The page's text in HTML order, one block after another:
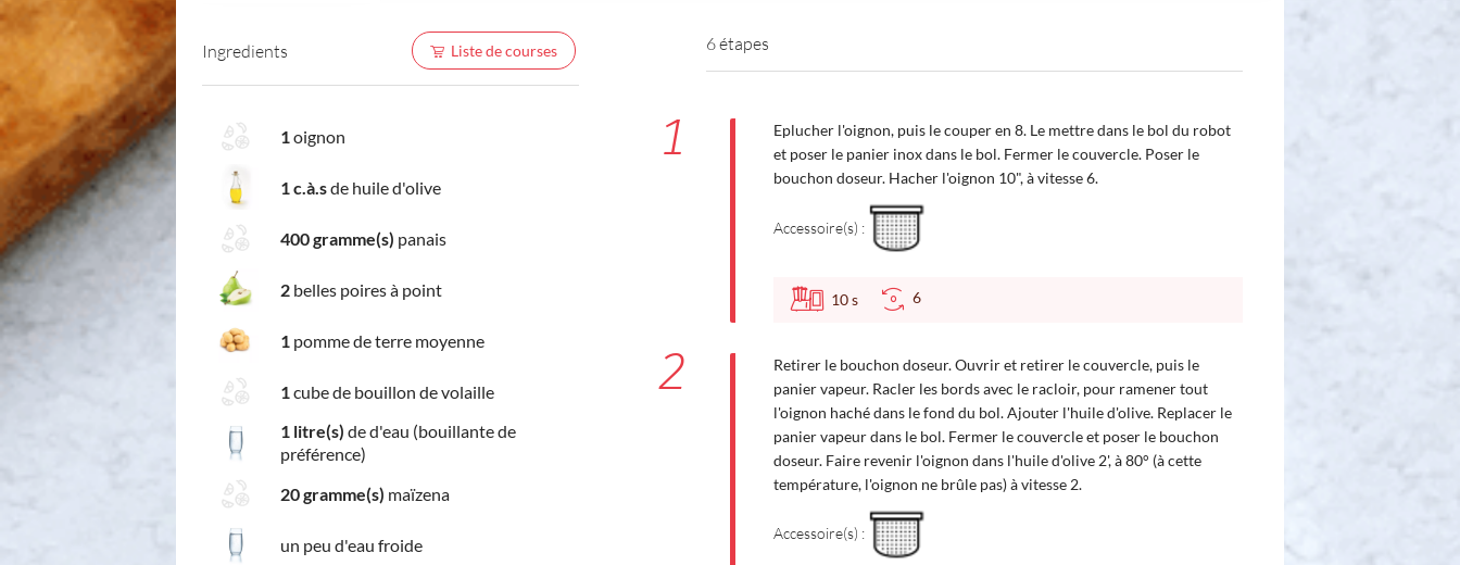
Ingredients Liste de courses
1 oignon
1 c.à.sde huile d'olive
400 gramme(s) panais
2 belles poires à point
1 pomme de terre moyenne
1 cube de bouillon de volaille
1 litre(s) de d'eau (bouillante de
préférence)
20 gramme(s) maïzena
un peu d'eau froide
6 étapes
1
Eplucher l'oignon, puis le couper en 8. Le mettre dans le bol du robot
et poser le panier inox dans le bol. Fermer le couvercle. Poser le
bouchon doseur. Hacher l'oignon 10", à vitesse 6.
Accessoire(s) :
10s 6
2
Retirer le bouchon doseur. Ouvrir et retirer le couvercle, puis le
panier vapeur. Racler les bords avec le racloir, pour ramener tout
l'oignon haché dans le fond du bol. Ajouter l'huile d'olive. Replacer le
panier vapeur dans le bol. Fermer le couvercle et poser le bouchon
doseur. Faire revenir l'oignon dans l'huile d'olive 2', à 80° (à cette
température, l'oignon ne brûle pas) à vitesse 2.
Accessoire(s) :